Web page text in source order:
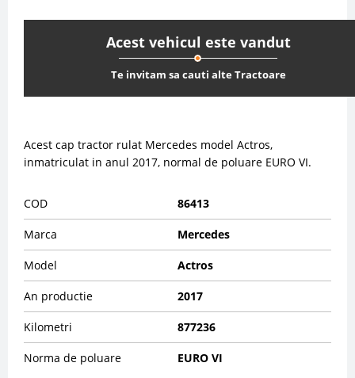
Acest vehicul este vandut
Te invitam sa cauti alte Tractoare
Acest cap tractor rulat Mercedes model Actros,
inmatriculat in anul 2017, normal de poluare EURO VI.
COD 86413
Marca Mercedes
Model Actros
An productie 2017
Kilometri 877236
Norma de poluare EURO VI